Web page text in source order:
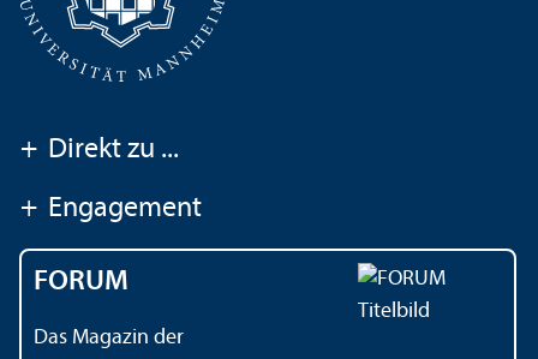
+ Direkt zu ...
+ Engagement
FORUM
Das Magazin der